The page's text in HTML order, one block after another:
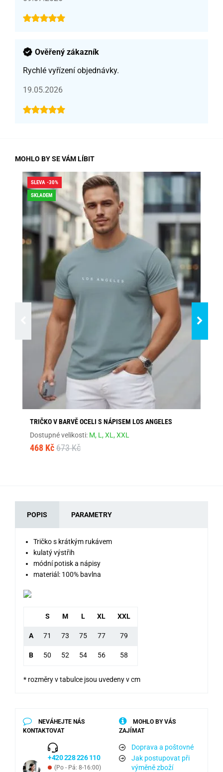
Ověřený zákazník
Rychlé vyřízení objednávky.
19.05.2026
MOHLO BY SE VÁM LÍBIT
SLEVA -30%
SKLADEM
TRIČKO V BARVĚ OCELI S NÁPISEM LOS ANGELES
Dostupné velikosti: M, L,XL,XXL
468 Kč 673 Kč
POPIS PARAMETRY
Tričko s krátkým rukávem
kulatý výstřih
módní potisk a nápisy
materiál: 100% bavlna
S M L XL XXL
A 71 73 75 77 79
B 50 52 54 56 58
* rozměry v tabulce jsou uvedeny v cm
NEVÁHEJTE NÁS
KONTAKTOVAT
+420 228 226 110
(Po - Pá: 8-16:00)
MOHLO BY VÁS
ZAJÍMAT
Doprava a poštovné
Jak postupovat při
výměně zboží